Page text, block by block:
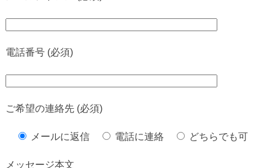
電話番号 (必須)
ご希望の連絡先 (必須)
メールに返信 電話に連絡 どちらでも可
メッセージ本文